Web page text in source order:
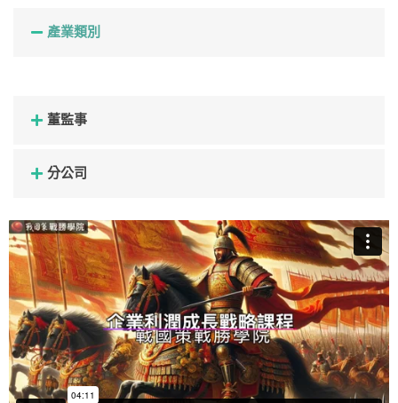
產業類別
董監事
分公司